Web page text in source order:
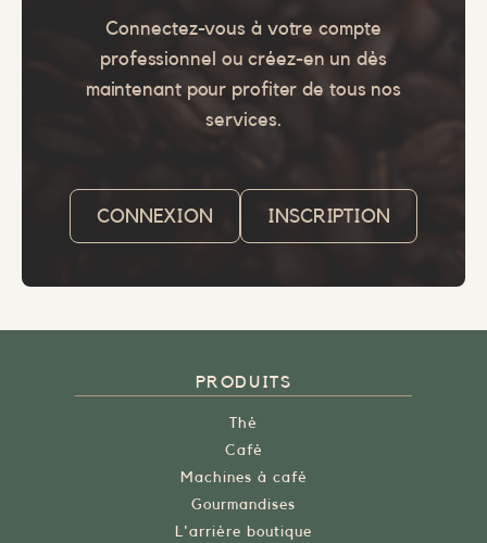
Connectez-vous à votre compte
professionnel ou créez-en un dès
maintenant pour profiter de tous nos
services.
CONNEXION INSCRIPTION
PRODUITS
Thé
Café
Machines à café
Gourmandises
L'arrière boutique